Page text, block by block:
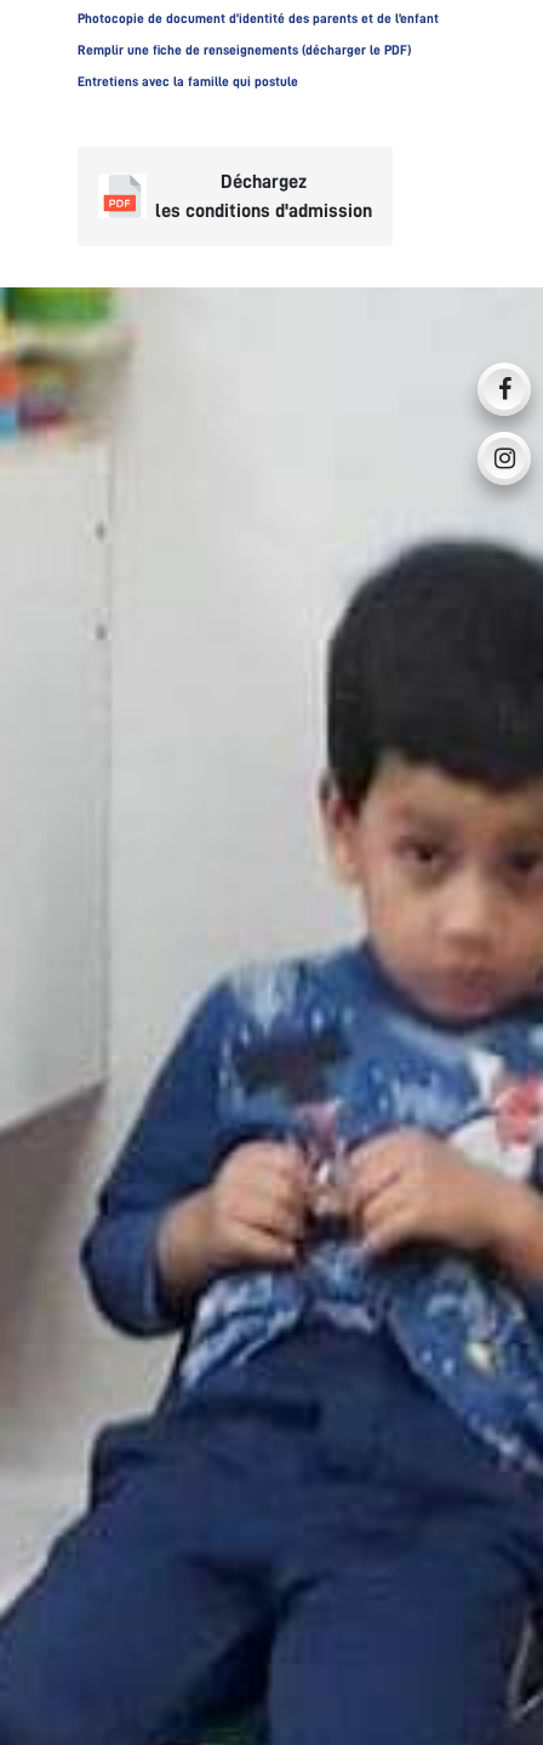
Photocopie de document d’identité des parents et de l’enfant
Remplir une fiche de renseignements (décharger le PDF)
Entretiens avec la famille qui postule
Déchargez
les conditions d'admission